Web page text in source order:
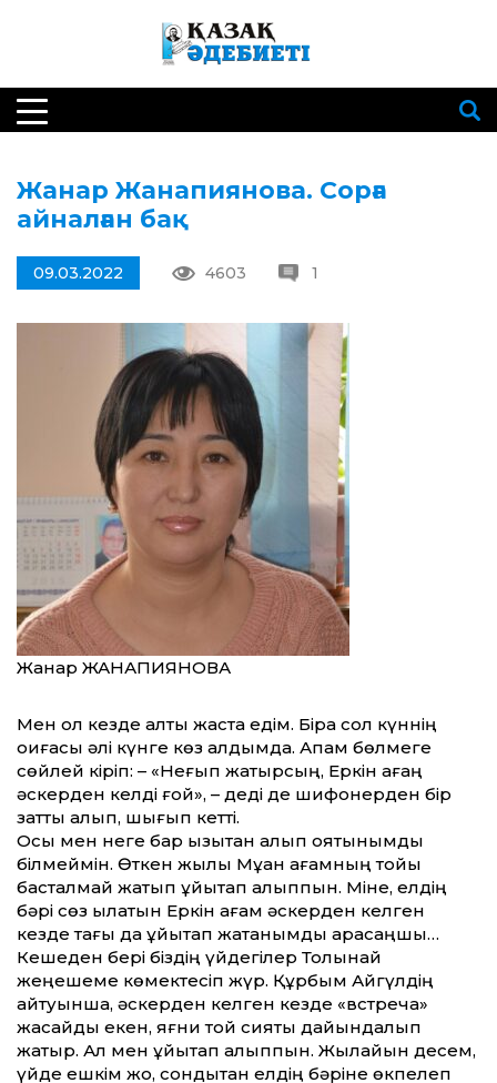
Жанар Жанапиянова. Сорға
айналған бақ
09.03.2022 4603 1
Жанар ЖАНАПИЯНОВА
Мен ол кезде алты жаста едім. Бірақ сол күннің
оқиғасы әлі күнге көз алдымда. Апам бөлмеге
сөйлей кіріп: – «Неғып жатырсың, Еркін ағаң
әскерден келді ғой», – деді де шифонерден бір
затты алып, шығып кетті.
Осы мен неге бар қызықтан қалып қоя­тынымды
білмеймін. Өткен жылы Мұқан ағамның тойы
басталмай жатып ұйықтап қалыппын. Міне, елдің
бәрі сөз қылатын Еркін ағам әскерден келген
кезде тағы да ұйықтап жатқанымды қарасаңшы…
Кешеден бері біздің үйдегілер Толқынай
жеңешеме көмектесіп жүр. Құрбым Айгүлдің
айтуынша, әскерден келген кезде «встреча»
жасайды екен, яғни той сияқты дайындалып
жатыр. Ал мен ұйықтап қалыппын. Жылайын десем,
үйде ешкім жоқ, сондықтан елдің бәріне өкпелеп